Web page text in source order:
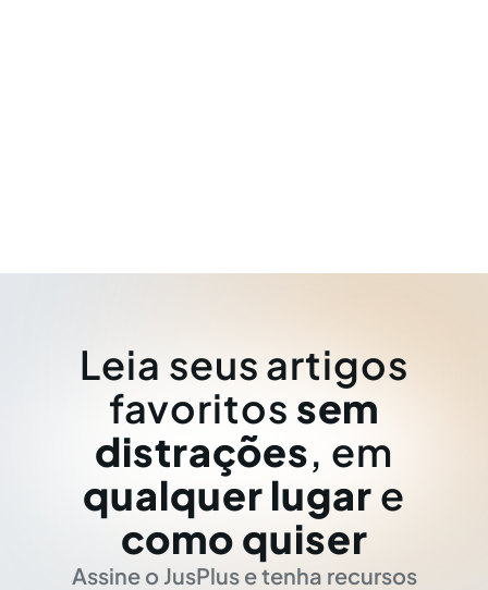
Leia seus artigos
favoritos sem
distrações, em
qualquer lugar e
como quiser
Assine o JusPlus e tenha recursos